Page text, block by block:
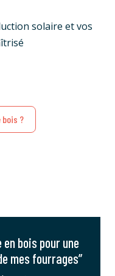
solaire et vos
bois ?
bois pour une
mes fourrages”